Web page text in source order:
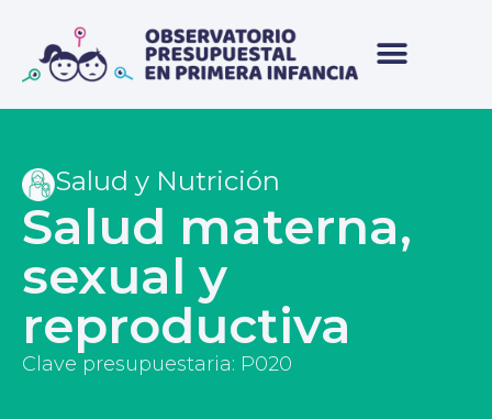
Salud y Nutrición
Salud materna,
sexual y
reproductiva
Clave presupuestaria: P020